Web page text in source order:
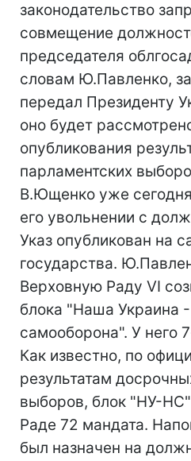
законодательство
совмещение
председателя
словам Ю.Павленко,
передал Президенту
оно будет
опубликования
парламентских
В.Ющенко уже
его увольнении с
Указ опубликован на
государства.
Верховную Раду VI
блока "Наша Украина
самооборона". У него
Как известно, по
результатам
выборов, блок "НУ-
Раде 72 мандата.
был назначен на